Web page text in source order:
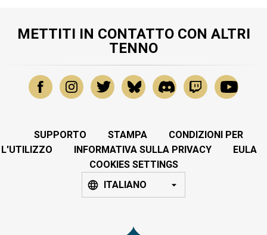
METTITI IN CONTATTO CON ALTRI
TENNO
SUPPORTO STAMPA
CONDIZIONI PER
L'UTILIZZO
INFORMATIVA SULLA PRIVACY
EULA
COOKIES SETTINGS
ITALIANO